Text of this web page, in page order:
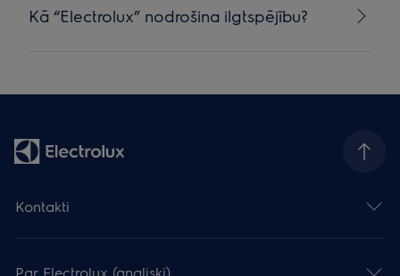
Kā “Electrolux” nodrošina ilgtspējību?
Kontakti
Par Electrolux (angliski)